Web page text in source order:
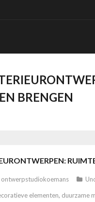
BRENGEN
ontwerpstudiokoemans
elementen, duurzame